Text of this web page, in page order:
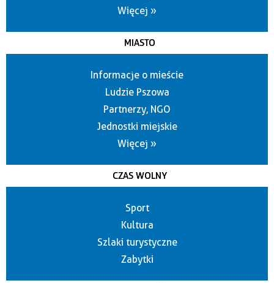
Więcej »
MIASTO
Informacje o mieście
Ludzie Pszowa
Partnerzy, NGO
Jednostki miejskie
Więcej »
CZAS WOLNY
Sport
Kultura
Szlaki turystyczne
Zabytki